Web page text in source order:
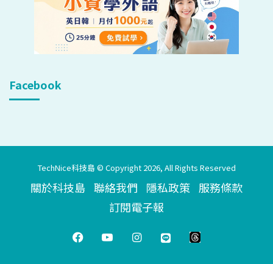
Facebook
TechNice科技島 © Copyright 2026, All Rights Reserved
關於科技島 聯絡我們 隱私政策 服務條款
訂閱電子報